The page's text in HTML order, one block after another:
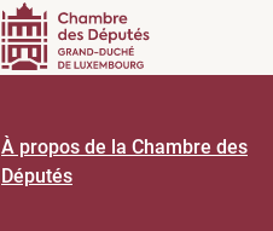
À propos de la Chambre des
Députés